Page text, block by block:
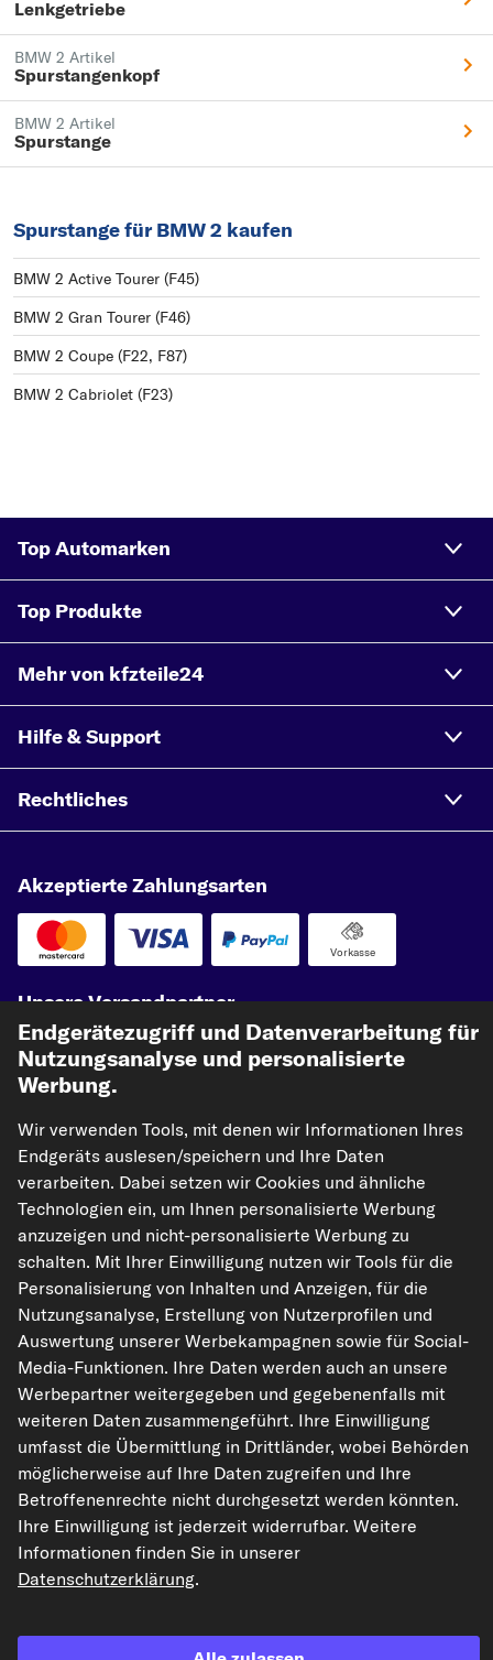
Lenkgetriebe
BMW 2 Artikel
Spurstangenkopf
BMW 2 Artikel
Spurstange
Spurstange für BMW 2 kaufen
BMW 2 Active Tourer (F45)
BMW 2 Gran Tourer (F46)
BMW 2 Coupe (F22, F87)
BMW 2 Cabriolet (F23)
Top Automarken
Top Produkte
Mehr von kfzteile24
Hilfe & Support
Rechtliches
Akzeptierte Zahlungsarten
Vorkasse
Unsere Versandpartner
kfzteile24.de carpardoo.nl
carpardoo.fr
carpardoo.dk
Die hier dargestellten Daten, insbesondere die gesamte Datenbank, dürfen
nicht vervielfältigt werden. Die Vervielfältigung und Verbreitung der Daten und
der Datenbank ohne vorherige Einwilligung von TecAlliance und/oder die
Einbeziehung Dritter in solche Aktivitäten ist streng verboten. Jegliche
unautorisierte Nutzung von Inhalten stellt eine Verletzung des Urheberrechts
dar und kann rechtliche Schritte nach sich ziehen.
Vertrag widerrufen
© 2026 kfzteile24 GmbH - Alle Rechte vorbehalten.
Endgerätezugriff und Datenverarbeitung für
Nutzungsanalyse und personalisierte
Werbung.
Wir verwenden Tools, mit denen wir Informationen Ihres
Endgeräts auslesen/speichern und Ihre Daten
verarbeiten. Dabei setzen wir Cookies und ähnliche
Technologien ein, um Ihnen personalisierte Werbung
anzuzeigen und nicht-personalisierte Werbung zu
schalten. Mit Ihrer Einwilligung nutzen wir Tools für die
Personalisierung von Inhalten und Anzeigen, für die
Nutzungsanalyse, Erstellung von Nutzerprofilen und
Auswertung unserer Werbekampagnen sowie für Social-
Media-Funktionen. Ihre Daten werden auch an unsere
Werbepartner weitergegeben und gegebenenfalls mit
weiteren Daten zusammengeführt. Ihre Einwilligung
umfasst die Übermittlung in Drittländer, wobei Behörden
möglicherweise auf Ihre Daten zugreifen und Ihre
Betroffenenrechte nicht durchgesetzt werden könnten.
Ihre Einwilligung ist jederzeit widerrufbar. Weitere
Informationen finden Sie in unserer
Datenschutzerklärung.